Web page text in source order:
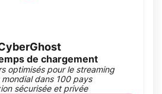
de chargement
optimisés pour le streaming
mondial dans 100 pays
sécurisée et privée